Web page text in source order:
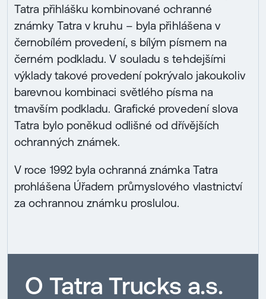
Tatra přihlášku kombinované ochranné
známky Tatra v kruhu – byla přihlášena v
černobílém provedení, s bílým písmem na
černém podkladu. V souladu s tehdejšími
výklady takové provedení pokrývalo jakoukoliv
barevnou kombinaci světlého písma na
tmavším podkladu. Grafické provedení slova
Tatra bylo poněkud odlišné od dřívějších
ochranných známek.
V roce 1992 byla ochranná známka Tatra
prohlášena Úřadem průmyslového vlastnictví
za ochrannou známku proslulou.
O Tatra Trucks a.s.